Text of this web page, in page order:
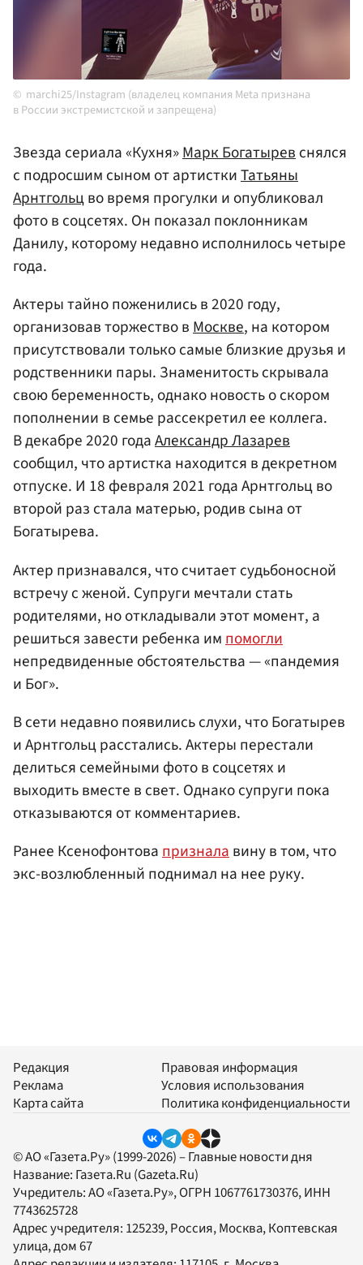
marchi25/Instagram (владелец компания Meta признана
в России экстремистской и запрещена)
Звезда сериала «Кухня»Марк Богатыревснялся
с подросшим сыном от артисткиТатьяны
Арнтгольцво время прогулки и опубликовал
фото в соцсетях. Он показал поклонникам
Данилу, которому недавно исполнилось четыре
года.
Актеры тайно поженились в 2020 году,
организовав торжество вМоскве, на котором
присутствовали только самые близкие друзья и
родственники пары. Знаменитость скрывала
свою беременность, однако новость о скором
пополнении в семье рассекретил ее коллега.
В декабре 2020 годаАлександр Лазарев
сообщил, что артистка находится в декретном
отпуске. И 18 февраля 2021 года Арнтгольц во
второй раз стала матерью, родив сына от
Богатырева.
Актер признавался, что считает судьбоносной
встречу с женой. Супруги мечтали стать
родителями, но откладывали этот момент, а
решиться завести ребенка им помогли
непредвиденные обстоятельства — «пандемия
и Бог».
В сети недавно появились слухи, что Богатырев
и Арнтгольц расстались. Актеры перестали
делиться семейными фото в соцсетях и
выходить вместе в свет. Однако супруги пока
отказываются от комментариев.
Ранее Ксенофонтовапризналавину в том, что
экс-возлюбленный поднимал на нее руку.
Редакция
Реклама
Карта сайта
Правовая информация
Условия использования
Политика конфиденциальности
© АО «Газета.Ру» (1999-2026) – Главные новости дня
Название: Газета.Ru (Gazeta.Ru)
Учредитель:АО «Газета.Ру», ОГРН 1067761730376, ИНН
7743625728
Адрес учредителя: 125239, Россия, Москва, Коптевская
улица, дом 67